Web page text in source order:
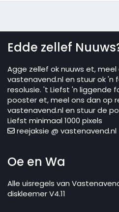
Edde zellef
Agge zellef ok nuuws et,
vastenavend.nl en stuur ok 'n
resolusie. 't Liefst 'n liggende
pooster et, meel ons dan op
vastenavend.nl en stuur de
Liefst minimaal 1000 pixels
reejaksie @ vastenavend.nl
Oe en Wa
Alle uisregels van
diskleemer V4.11